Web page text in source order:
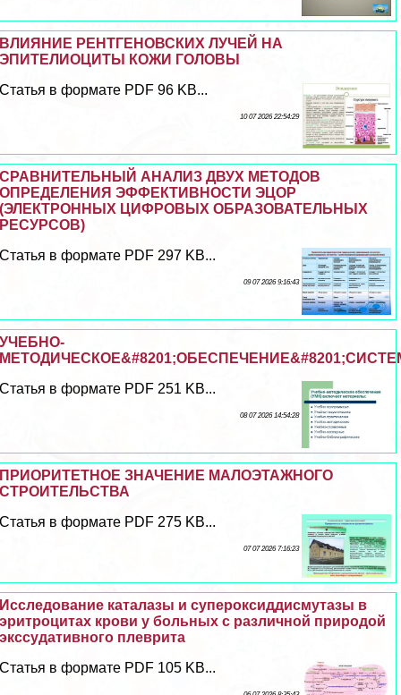
ВЛИЯНИЕ РЕНТГЕНОВСКИХ ЛУЧЕЙ НА
ЭПИТЕЛИОЦИТЫ КОЖИ ГОЛОВЫ
Статья в формате PDF 96 KB...
10 07 2026 22:54:29
СРАВНИТЕЛЬНЫЙ АНАЛИЗ ДВУХ МЕТОДОВ
ОПРЕДЕЛЕНИЯ ЭФФЕКТИВНОСТИ ЭЦОР
(ЭЛЕКТРОННЫХ ЦИФРОВЫХ ОБРАЗОВАТЕЛЬНЫХ
РЕСУРСОВ)
Статья в формате PDF 297 KB...
09 07 2026 9:16:43
УЧЕБНО-
Статья в формате PDF 251 KB...
08 07 2026 14:54:28
ПРИОРИТЕТНОЕ ЗНАЧЕНИЕ МАЛОЭТАЖНОГО
СТРОИТЕЛЬСТВА
Статья в формате PDF 275 KB...
07 07 2026 7:16:23
Исследование каталазы и супероксиддисмутазы в
эритроцитах крови у больных с различной природой
экссудативного плеврита
Статья в формате PDF 105 KB...